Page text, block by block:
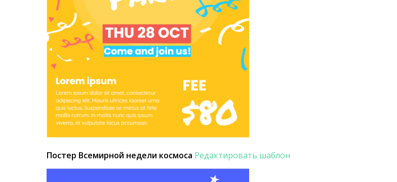
Постер Всемирной недели космоса Редактировать шаблон